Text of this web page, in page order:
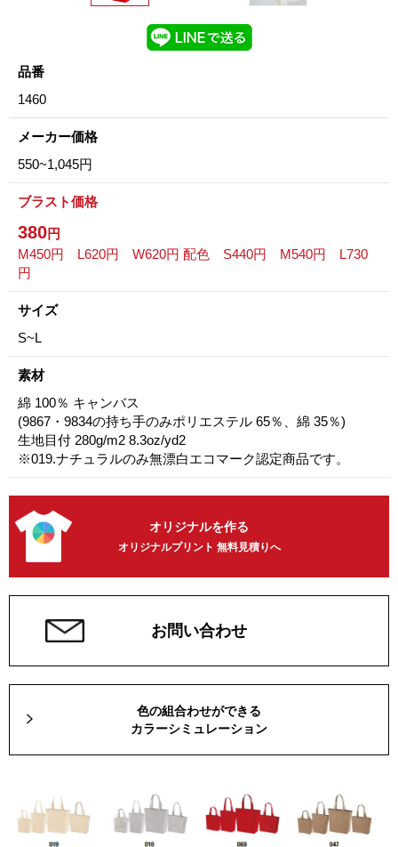
品番
1460
メーカー価格
550~1,045円
ブラスト価格
380円
M450円 L620円 W620円 配色 S440円 M540円 L730
円
サイズ
S~L
素材
綿 100％ キャンバス
(9867・9834の持ち手のみポリエステル 65％、綿 35％)
生地目付 280g/m2 8.3oz/yd2
※019.ナチュラルのみ無漂白エコマーク認定商品です。
オリジナルを作る
オリジナルプリント 無料見積りへ
お問い合わせ
色の組合わせができる
カラーシミュレーション